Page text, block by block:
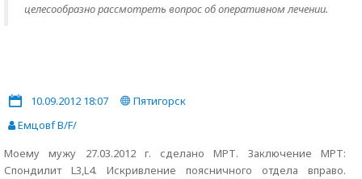
целесообразно рассмотреть вопрос об оперативном лечении.
10.09.2012 18:07
Пятигорск
Емцовf B/F/
Моему мужу 27.03.2012 г. сделано МРТ. Заключение МРТ:
Спондилит L3,L4. Искривление поясничного отдела вправо.